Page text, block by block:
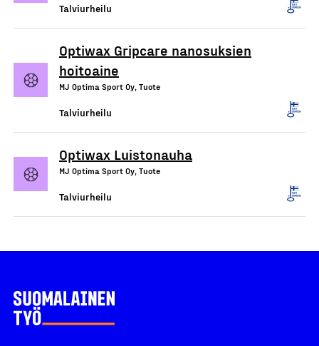
Talviurheilu
Optiwax Gripcare nanosuksien
hoitoaine
MJ Optima Sport Oy, Tuote
Talviurheilu
Optiwax Luistonauha
MJ Optima Sport Oy, Tuote
Talviurheilu